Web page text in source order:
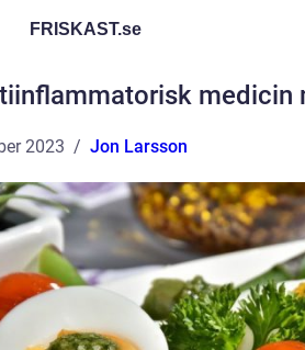
FRISKAST.se
medicin
2023 Jon Larsson